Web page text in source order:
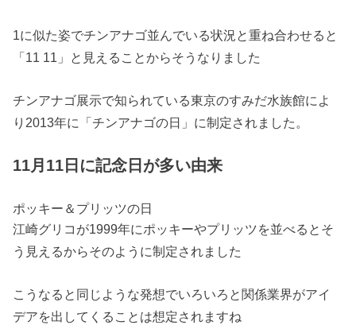
1に似た姿でチンアナゴ並んでいる状況と重ね合わせると
「11 11」と見えることからそうなりました
チンアナゴ展示で知られている東京のすみだ水族館によ
り2013年に「チンアナゴの日」に制定されました。
11月11日に記念日が多い由来
ポッキー＆プリッツの日
江崎グリコが1999年にポッキーやプリッツを並べるとそ
う見えるからそのように制定されました
こうなると同じような発想でいろいろと関係業界がアイ
デアを出してくることは想定されますね